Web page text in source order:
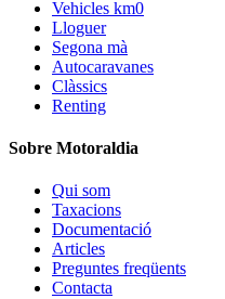
Vehicles km0
Lloguer
Segona mà
Autocaravanes
Clàssics
Renting
Sobre Motoraldia
Qui som
Taxacions
Documentació
Articles
Preguntes freqüents
Contacta